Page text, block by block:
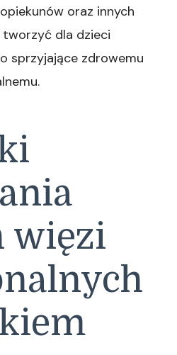
oraz innych
dla dzieci
sprzyjające zdrowemu
więzi